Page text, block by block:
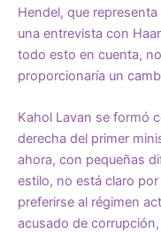
Hendel, que
una entrevista con
todo esto en cuenta,
proporcionaría un
Kahol Lavan se formó
derecha del primer
ahora, con pequeñas
estilo, no está claro
preferirse al régimen
acusado de